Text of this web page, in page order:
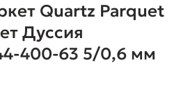
Quartz Parquet
Дуссия
400-63 5/0,6 мм